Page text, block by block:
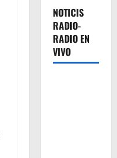
NOTICIS
RADIO-
RADIO EN
VIVO